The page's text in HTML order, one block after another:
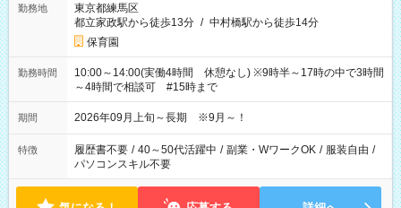
勤務地
東京都練馬区
都立家政駅から徒歩13分 / 中村橋駅から徒歩14分
保育園
勤務時間
10:00～14:00(実働4時間 休憩なし) ※9時半～17時の中で3時間
～4時間で相談可 #15時まで
期間 2026年09月上旬～長期 ※9月～！
特徴 履歴書不要 / 40～50代活躍中 / 副業・WワークOK / 服装自由 /
パソコンスキル不要